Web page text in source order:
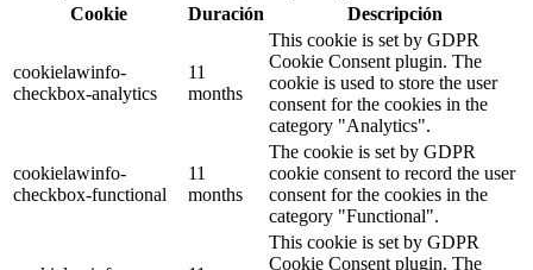
Cookie
Duración Descripción
cookielawinfo-
checkbox-analytics
11
months
This cookie is set by GDPR
Cookie Consent plugin. The
cookie is used to store the user
consent for the cookies in the
category "Analytics".
cookielawinfo-
checkbox-functional
11
months
The cookie is set by GDPR
cookie consent to record the user
consent for the cookies in the
category "Functional".
This cookie is set by GDPR
Cookie Consent plugin. The